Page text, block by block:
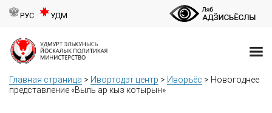
РУС УДМ
Главная страница > Ивортодэт центр > Иворъёс > Новогоднее
представление «Выль ар кыз котырын»